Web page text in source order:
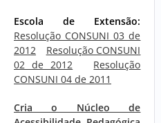
Escola de Extensão:
Resolução CONSUNI 03 de
2012
Resolução CONSUNI
02 de 2012
Resolução
CONSUNI 04 de 2011
Cria o Núcleo de